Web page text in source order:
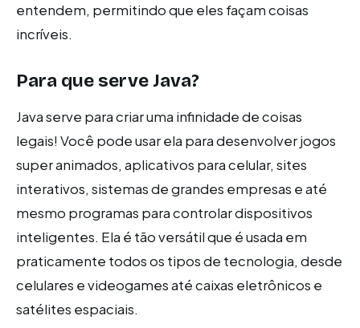
entendem, permitindo que eles façam coisas
incríveis.
Para que serve Java?
Java serve para criar uma infinidade de coisas
legais! Você pode usar ela para desenvolver jogos
super animados, aplicativos para celular, sites
interativos, sistemas de grandes empresas e até
mesmo programas para controlar dispositivos
inteligentes. Ela é tão versátil que é usada em
praticamente todos os tipos de tecnologia, desde
celulares e videogames até caixas eletrônicos e
satélites espaciais.